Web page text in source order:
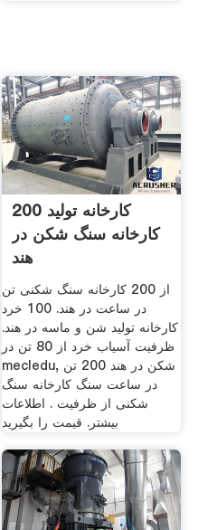
200 کارخانه تولید
کارخانه سنگ شکن در
هند
از 200 کارخانه سنگ شکنی تن
در ساعت در هند. 100 خرد
کارخانه تولید شن و ماسه در هند.
ظرفیت آسیاب خرد از 80 تن در
mecledu, شکن در هند 200 تن
در ساعت سنگ کارخانه سنگ
شکنی از ظرفیت . اطلاعات
بیشتر. قیمت را بگیرید